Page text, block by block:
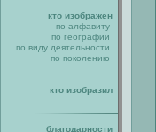
кто изображен
по алфавиту
по географии
по виду деятельности
по поколению
кто изобразил
благодарности